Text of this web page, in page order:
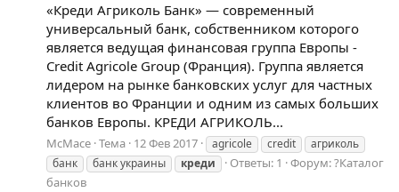
«Креди Агриколь Банк» — современный
универсальный банк, собственником которого
является ведущая финансовая группа Европы -
Credit Agricole Group (Франция). Группа является
лидером на рынке банковских услуг для частных
клиентов во Франции и одним из самых больших
банков Европы. КРЕДИ АГРИКОЛЬ...
McMace Тема 12 Фев 2017 agricole credit
агриколь
банк
банк украины креди Ответы: 1 Форум:?Каталог
банков